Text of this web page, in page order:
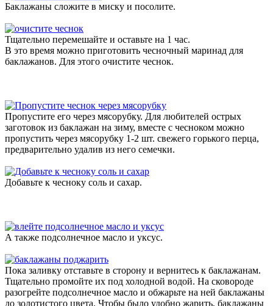
Баклажаны сложите в миску и посолите.
Тщательно перемешайте и оставьте на 1 час.
В это время можно приготовить чесночный маринад для
баклажанов. Для этого очистите чеснок.
Пропустите его через мясорубку. Для любителей острых
заготовок из баклажан на зиму, вместе с чесноком можно
пропустить через мясорубку 1-2 шт. свежего горького перца,
предварительно удалив из него семечки.
Добавьте к чесноку соль и сахар.
А также подсолнечное масло и уксус.
Пока заливку отставьте в сторону и вернитесь к баклажанам.
Тщательно промойте их под холодной водой. На сковороде
разогрейте подсолнечное масло и обжарьте на ней баклажаны
до золотистого цвета. Чтобы было удобно жарить, баклажаны